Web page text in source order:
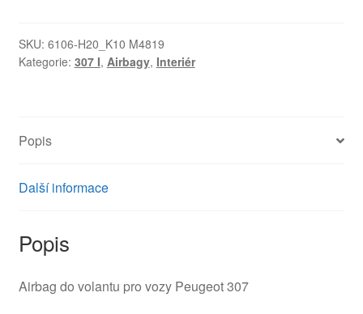
96556745ZR
4112HW
SKU: 6106-H20_K10 M4819
Kategorie: 307 I, Airbagy, Interiér
Popis
Další informace
Popis
Airbag do volantu pro vozy Peugeot 307